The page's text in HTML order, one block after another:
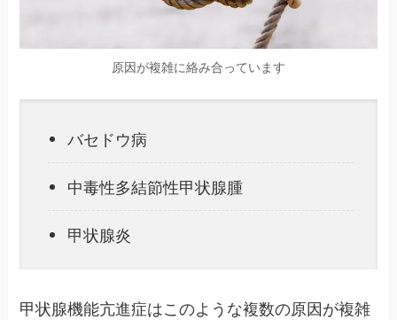
原因が複雑に絡み合っています
バセドウ病
中毒性多結節性甲状腺腫
甲状腺炎
甲状腺機能亢進症はこのような複数の原因が複雑